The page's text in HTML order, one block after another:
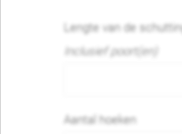
Lengte van de
Inclusief poort(en)
Aantal hoeken